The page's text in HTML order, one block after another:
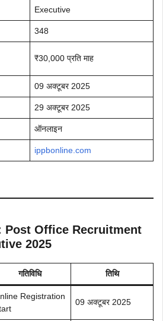
Executive
348
₹30,000 प्रति माह
09 अक्टूबर 2025
29 अक्टूबर 2025
ऑनलाइन
ippbonline.com
Post Office Recruitment
2025
गतिविधि तिथि
Registration
09 अक्टूबर 2025